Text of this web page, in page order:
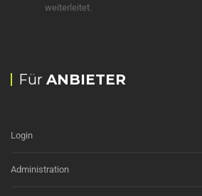
weiterleitet.
Für ANBIETER
Login
Administration